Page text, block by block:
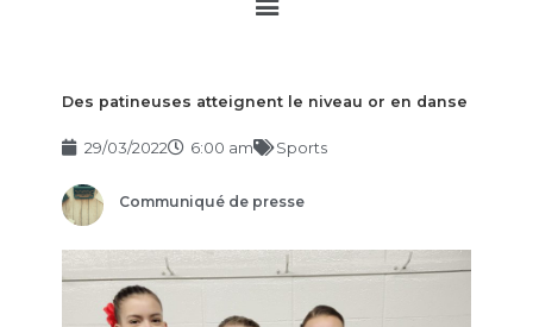
Des patineuses atteignent le niveau or en danse
29/03/2022 6:00 am Sports
Communiqué de presse